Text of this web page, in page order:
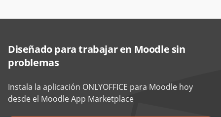
Diseñado para trabajar en Moodle sin
problemas
Instala la aplicación ONLYOFFICE para Moodle hoy
desde el Moodle App Marketplace